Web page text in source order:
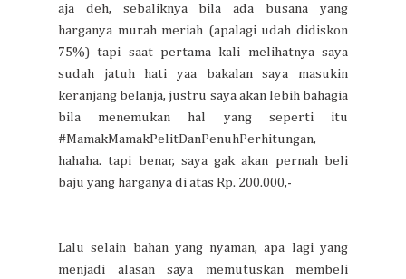
aja deh, sebaliknya bila ada busana yang
harganya murah meriah (apalagi udah didiskon
75%) tapi saat pertama kali melihatnya saya
sudah jatuh hati yaa bakalan saya masukin
keranjang belanja, justru saya akan lebih bahagia
bila menemukan hal yang seperti itu
#MamakMamakPelitDanPenuhPerhitungan,
hahaha. tapi benar, saya gak akan pernah beli
baju yang harganya di atas Rp. 200.000,-
Lalu selain bahan yang nyaman, apa lagi yang
menjadi alasan saya memutuskan membeli